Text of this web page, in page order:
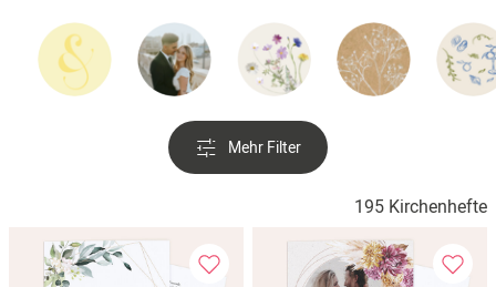
Mehr Filter
195 Kirchenhefte